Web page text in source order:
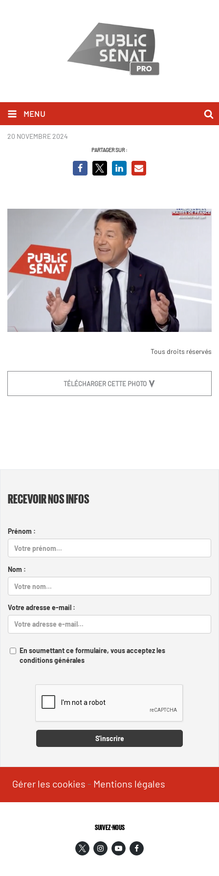
MENU
Christian Estrosi.png
20 NOVEMBRE 2024
PARTAGER SUR :
Tous droits réservés
TÉLÉCHARGER CETTE PHOTO
RECEVOIR NOS INFOS
Prénom :
Nom :
Votre adresse e-mail :
En soumettant ce formulaire, vous acceptez les
conditions générales
S'inscrire
Gérer les cookies - Mentions légales
SUIVEZ-NOUS